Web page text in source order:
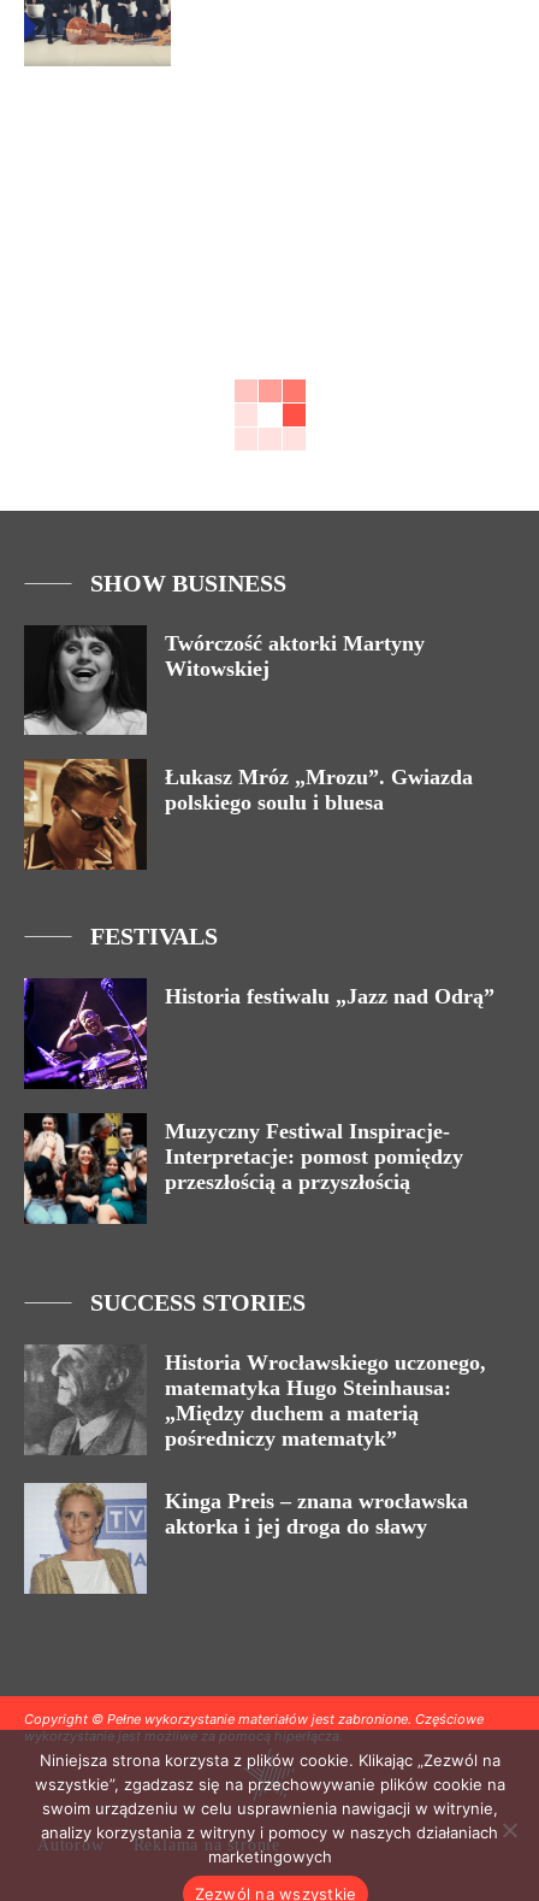
SHOW BUSINESS
Twórczość aktorki Martyny
Witowskiej
Łukasz Mróz „Mrozu”. Gwiazda
polskiego soulu i bluesa
FESTIVALS
Historia festiwalu „Jazz nad Odrą”
Muzyczny Festiwal Inspiracje-
Interpretacje: pomost pomiędzy
przeszłością a przyszłością
SUCCESS STORIES
Historia Wrocławskiego uczonego,
matematyka Hugo Steinhausa:
„Między duchem a materią
pośredniczy matematyk”
Kinga Preis – znana wrocławska
aktorka i jej droga do sławy
Copyright © Pełne wykorzystanie materiałów jest zabronione. Częściowe
wykorzystanie jest możliwe za pomocą hiperłącza.
Autorów Reklama na stronie
Niniejsza strona korzysta z plików cookie. Klikając „Zezwól na
wszystkie”, zgadzasz się na przechowywanie plików cookie na
swoim urządzeniu w celu usprawnienia nawigacji w witrynie,
analizy korzystania z witryny i pomocy w naszych działaniach
marketingowych
Zezwól na wszystkie